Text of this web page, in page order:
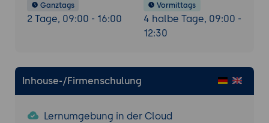
Ganztags
2 Tage, 09:00 - 16:00
Vormittags
4 halbe Tage, 09:00 -
12:30
Inhouse-/Firmenschulung
Lernumgebung in der Cloud